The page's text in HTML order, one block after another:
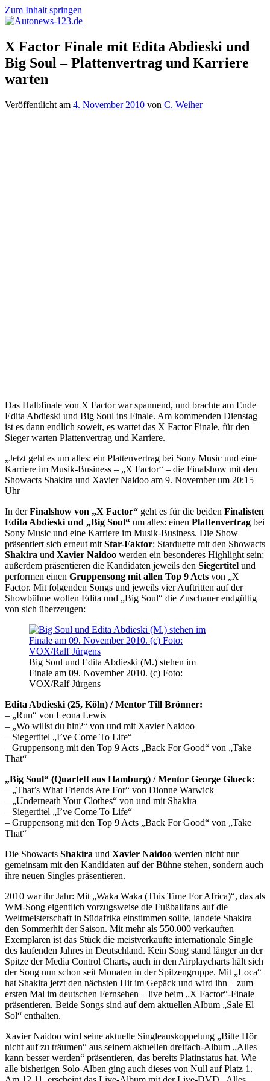
Zum Inhalt springen
Autonews-
123.de
Autonews
mit
Charme
X Factor Finale mit Edita Abdieski und
Big Soul – Plattenvertrag und Karriere
warten
Veröffentlicht am 4. November 2010 von C. Weiher
Das Halbfinale von X Factor war spannend, und brachte am Ende
Edita Abdieski und Big Soul ins Finale. Am kommenden Dienstag
ist es dann endlich soweit, es wartet das X Factor Finale, für den
Sieger warten Plattenvertrag und Karriere.
„Jetzt geht es um alles: ein Plattenvertrag bei Sony Music und eine
Karriere im Musik-Business – „X Factor“ – die Finalshow mit den
Showacts Shakira und Xavier Naidoo am 9. November um 20:15
Uhr
In derFinalshow von „X Factor“ geht es für die beiden Finalisten
Edita Abdieski und „Big Soul“ um alles: einen Plattenvertrag bei
Sony Music und eine Karriere im Musik-Business. Die Show
präsentiert sich erneut mit Star-Faktor: Starduette mit den Showacts
Shakira und Xavier Naidoo werden ein besonderes Highlight sein;
außerdem präsentieren die Kandidaten jeweils den Siegertitel und
performen einen Gruppensong mit allen Top 9 Acts von „X
Factor. Mit folgenden Songs und jeweils vier Auftritten auf der
Showbühne wollen Edita und „Big Soul“ die Zuschauer endgültig
von sich überzeugen:
Big Soul und Edita Abdieski (M.) stehen im
Finale am 09. November 2010. (c) Foto:
VOX/Ralf Jürgens
Edita Abdieski (25, Köln) / Mentor Till Brönner:
– „Run“ von Leona Lewis
– „Wo willst du hin?“ von und mit Xavier Naidoo
– Siegertitel „I’ve Come To Life“
– Gruppensong mit den Top 9 Acts „Back For Good“ von „Take
That“
„Big Soul“ (Quartett aus Hamburg) / Mentor George Glueck:
– „That’s What Friends Are For“ von Dionne Warwick
– „Underneath Your Clothes“ von und mit Shakira
– Siegertitel „I’ve Come To Life“
– Gruppensong mit den Top 9 Acts „Back For Good“ von „Take
That“
Die Showacts Shakira und Xavier Naidoo werden nicht nur
gemeinsam mit den Kandidaten auf der Bühne stehen, sondern auch
ihre neuen Singles präsentieren.
2010 war ihr Jahr: Mit „Waka Waka (This Time For Africa)“, das als
WM-Song eigentlich vorzugsweise die Fußballfans auf die
Weltmeisterschaft in Südafrika einstimmen sollte, landete Shakira
den Sommerhit der Saison. Mit mehr als 550.000 verkauften
Exemplaren ist das Stück die meistverkaufte internationale Single
des laufenden Jahres in Deutschland. Kein Song stand länger an der
Spitze der Media Control Charts, auch in den Airplaycharts hält sich
der Song nun schon seit Monaten in der Spitzengruppe. Mit „Loca“
hat Shakira jetzt den nächsten Hit im Gepäck und wird ihn – zum
ersten Mal im deutschen Fernsehen – live beim „X Factor“-Finale
präsentieren. Beide Songs sind auf dem aktuellen Album „Sale El
Sol“ enthalten.
Xavier Naidoo wird seine aktuelle Singleauskoppelung „Bitte Hör
nicht auf zu träumen“ aus seinem aktuellen dreifach-Album „Alles
kann besser werden“ präsentieren, das bereits Platinstatus hat. Wie
alle bisherigen Solo-Alben ging auch dieses von Null auf Platz 1.